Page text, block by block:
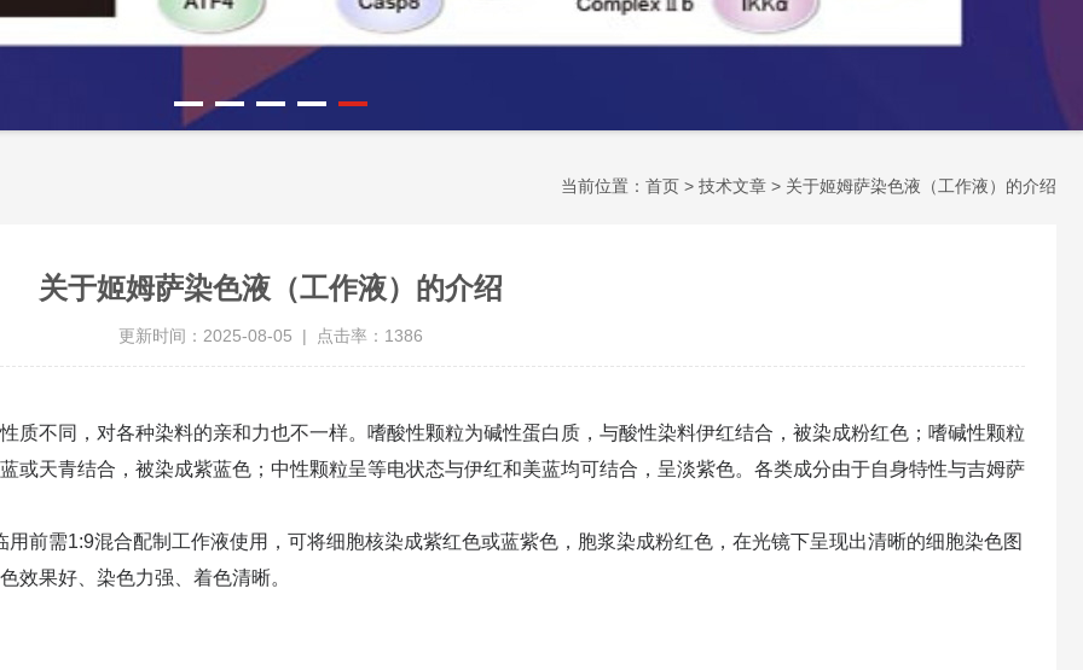
当前位置： 首页 > 技术文章 > 关于姬姆萨染色液（工作液）的介绍
关于姬姆萨染色液（工作液）的介绍
更新时间：2025-08-05 | 点击率：1386
同，对各种染料的亲和力也不一样。嗜酸性颗粒为碱性蛋白质，与酸性染料伊红结合，被染成粉红色；嗜碱性颗粒
或天青结合，被染成紫蓝色；中性颗粒呈等电状态与伊红和美蓝均可结合，呈淡紫色。各类成分由于自身特性与吉姆萨
需1:9混合配制工作液使用，可将细胞核染成紫红色或蓝紫色，胞浆染成粉红色，在光镜下呈现出清晰的细胞染色图
效果好、染色力强、着色清晰。